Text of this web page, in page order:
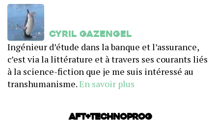
Cyril Gazengel
Ingénieur d’étude dans la banque et l’assurance,
c’est via la littérature et à travers ses courants liés
à la science-fiction que je me suis intéressé au
transhumanisme.En savoir plus
AFT+Technoprog